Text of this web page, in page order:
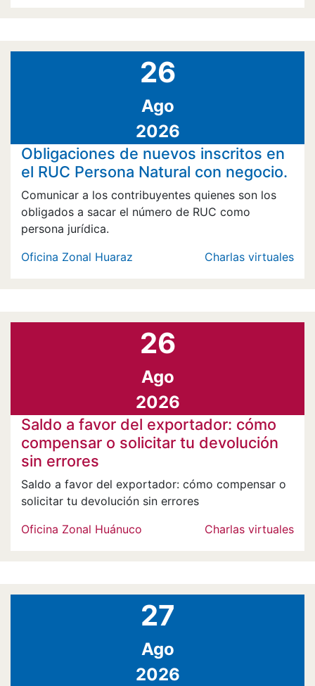
26
Ago
2026
Obligaciones de nuevos inscritos en
el RUC Persona Natural con negocio.
Comunicar a los contribuyentes quienes son los
obligados a sacar el número de RUC como
persona jurídica.
Oficina Zonal Huaraz
Charlas virtuales
26
Ago
2026
Saldo a favor del exportador: cómo
compensar o solicitar tu devolución
sin errores
Saldo a favor del exportador: cómo compensar o
solicitar tu devolución sin errores
Oficina Zonal Huánuco
Charlas virtuales
27
Ago
2026